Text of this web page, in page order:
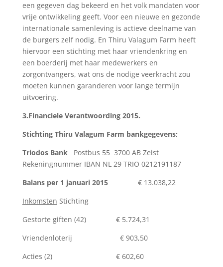
een gegeven dag bekeerd en het volk mandaten voor
vrije ontwikkeling geeft. Voor een nieuwe en gezonde
internationale samenleving is actieve deelname van
de burgers zelf nodig. En Thiru Valagum Farm heeft
hiervoor een stichting met haar vriendenkring en
een boerderij met haar medewerkers en
zorgontvangers, wat ons de nodige veerkracht zou
moeten kunnen garanderen voor lange termijn
uitvoering.
3.Financiele Verantwoording 2015.
Stichting Thiru Valagum Farm bankgegevens;
Triodos BankPostbus 55 3700 AB Zeist
Rekeningnummer IBAN NL 29 TRIO 0212191187
Balans per 1 januari 2015€ 13.038,22
Inkomsten Stichting
Gestorte giften (42) € 5.724,31
Vriendenloterij € 903,50
Acties (2) € 602,60